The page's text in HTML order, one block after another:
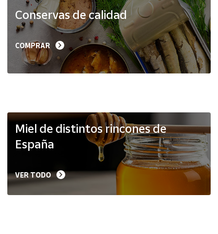
Productos
Solidarios
Ayuda
Vendedores
Mapa de
Hazte
vendedor
Conservas de calidad
COMPRAR
Miel de distintos rincones de
España
VER TODO